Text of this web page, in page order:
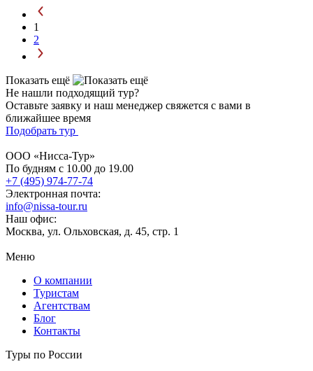
1
2
Показать ещё
Не нашли подходящий тур?
Оставьте заявку и наш менеджер свяжется с вами в
ближайшее время
Подобрать тур
ООО «Нисса-Тур»
По будням с 10.00 до 19.00
+7 (495) 974-77-74
Электронная почта:
info@nissa-tour.ru
Наш офис:
Москва, ул. Ольховская, д. 45, стр. 1
Меню
О компании
Туристам
Агентствам
Блог
Контакты
Туры по России